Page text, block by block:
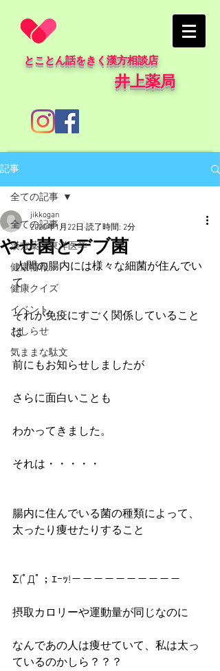
とことん話をきく漢方相談店
井上薬局
記事
全ての記事
漢方薬・東洋医学
健康情報
健康クイズ
イベント
おしらせ
気ままな駄文
全ての記事
やせ菌とデブ菌
jikkogan
2020年1月22日 読了時間: 2分
人間の腸内には様々な細菌が住んでい
て
それが免疫にすごく関係していること
は
前にもお知らせしましたが
さらに面白いことも
わかってきました。
それは・・・・・
腸内に住んでいる菌の種類によって、
太ったり痩せたりすること
Σ(ﾟДﾟ；ｴｰｯ!－－－－－－－－－－
摂取カロリーや運動量が同じなのに
なんであの人は痩せていて、私は太っ
ているのかしら？？？